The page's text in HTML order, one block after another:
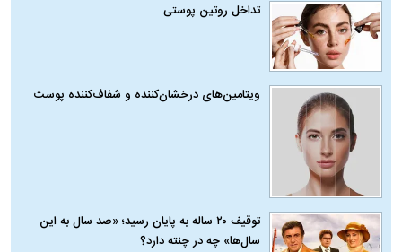
تداخل روتین پوستی
ویتامین‌های درخشان‌کننده و شفاف‌کننده پوست
توقیف ۲۰ ساله به پایان رسید؛ «صد سال به این
سال‌ها» چه در چنته دارد؟